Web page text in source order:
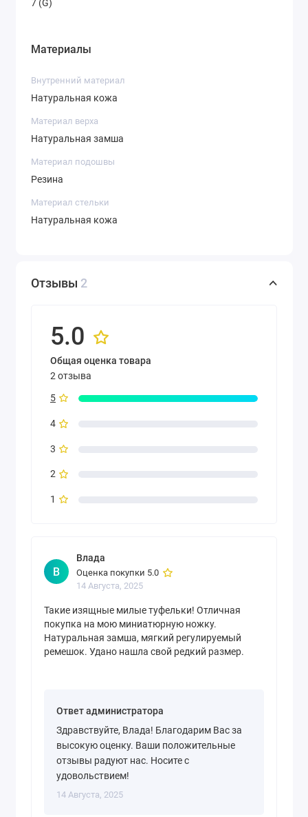
7 (G)
Материалы
Внутренний материал
Натуральная кожа
Материал верха
Натуральная замша
Материал подошвы
Резина
Материал стельки
Натуральная кожа
Отзывы 2
5.0
Общая оценка товара
2 отзыва
5
4
3
2
1
В
Влада
Оценка покупки 5.0
14 Августа, 2025
Такие изящные милые туфельки! Отличная
покупка на мою миниатюрную ножку.
Натуральная замша, мягкий регулируемый
ремешок. Удано нашла свой редкий размер.
Ответ администратора
Здравствуйте, Влада! Благодарим Вас за
высокую оценку. Ваши положительные
отзывы радуют нас. Носите с
удовольствием!
14 Августа, 2025